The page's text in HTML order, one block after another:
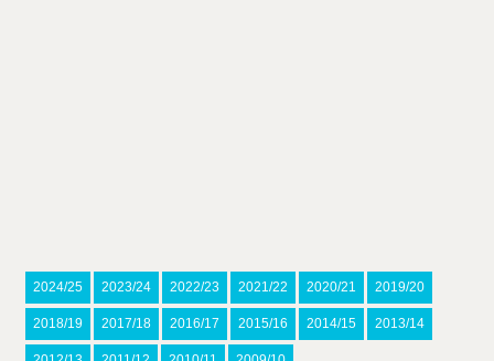
2024/25 2023/24 2022/23 2021/22 2020/21 2019/20
2018/19 2017/18 2016/17 2015/16 2014/15 2013/14